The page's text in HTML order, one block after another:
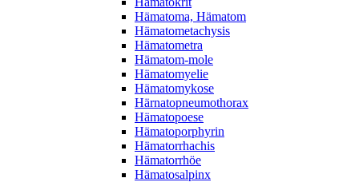
Hämatoma, Hämatom
Hämatometachysis
Hämatometra
Hämatom-mole
Hämatomyelie
Hämatomykose
Härnatopneumothorax
Hämatopoese
Hämatoporphyrin
Hämatorrhachis
Hämatorrhöe
Hämatosalpinx